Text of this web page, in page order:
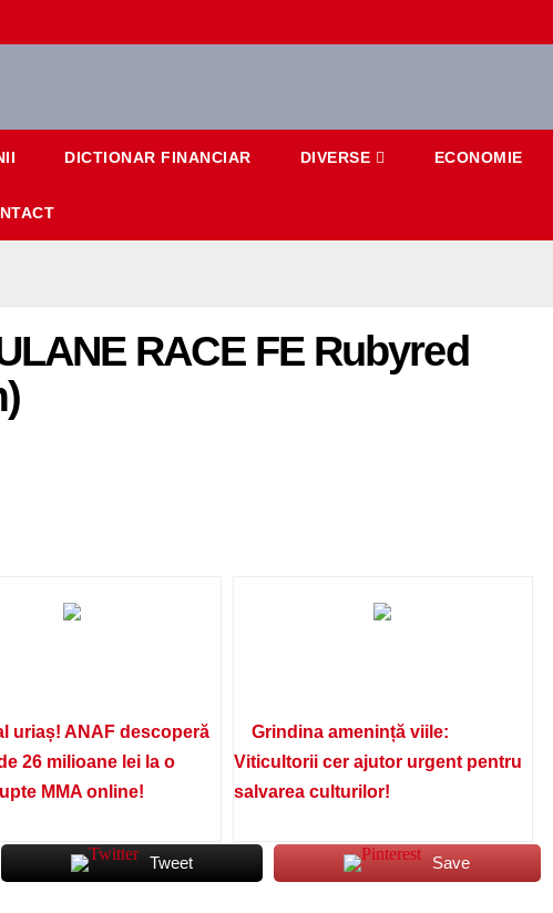
DICTIONAR FINANCIAR DIVERSE ECONOMIE
RACE FE Rubyred
uriaș! ANAF descoperă
26 milioane lei la o
MMA online!
Grindina amenință viile:
Viticultorii cer ajutor urgent pentru
salvarea culturilor!
Tweet Save